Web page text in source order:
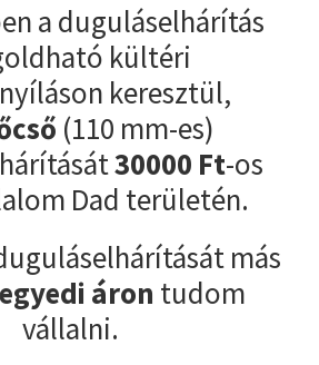
a duguláselhárítás
kültéri
keresztül,
(110 mm-es)
30000 Ft-os
Dad területén.
más
egyedi áron tudom
vállalni.